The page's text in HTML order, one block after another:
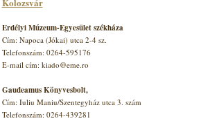
Erdélyi Múzeum-Egyesület székháza
Cím: Napoca (Jókai) utca 2-4 sz.
Telefonszám: 0264-595176
E-mail cím: kiado@eme.ro
Gaudeamus Könyvesbolt,
Cím: Iuliu Maniu/Szentegyház utca 3. szám
Telefonszám: 0264-439281